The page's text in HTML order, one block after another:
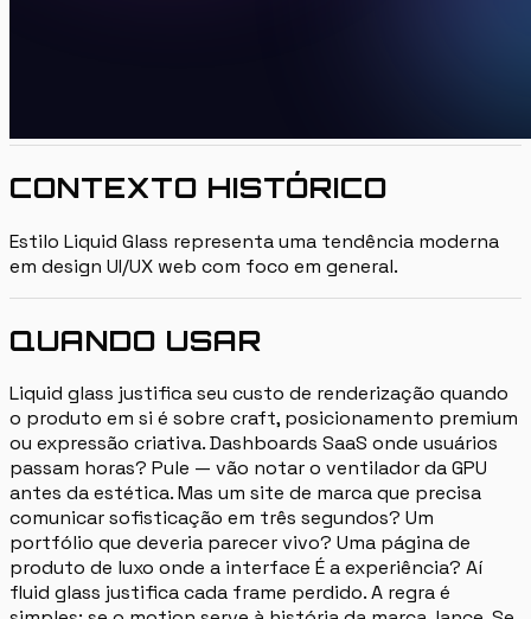
CONTEXTO HISTÓRICO
Estilo Liquid Glass representa uma tendência moderna
em design UI/UX web com foco em general.
QUANDO USAR
Liquid glass justifica seu custo de renderização quando
o produto em si é sobre craft, posicionamento premium
ou expressão criativa. Dashboards SaaS onde usuários
passam horas? Pule — vão notar o ventilador da GPU
antes da estética. Mas um site de marca que precisa
comunicar sofisticação em três segundos? Um
portfólio que deveria parecer vivo? Uma página de
produto de luxo onde a interface É a experiência? Aí
fluid glass justifica cada frame perdido. A regra é